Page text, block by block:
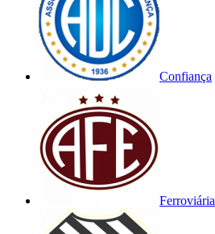
Confiança
Ferroviária